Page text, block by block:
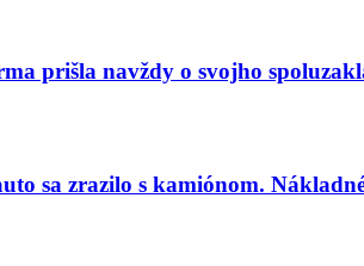
prišla navždy o svojho
sa zrazilo s kamiónom.